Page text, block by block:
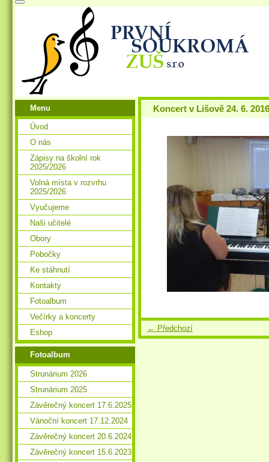
Koncert v Lišově 24. 6. 2016
← Předchozí
Menu
Úvod
O nás
Zápisy na školní rok
2025/2026
Volná místa v rozvrhu
2025/2026
Vyučujeme
Naši učitelé
Obory
Pobočky
Ke stáhnutí
Kontakty
Fotoalbum
Večírky a koncerty
Eshop
Fotoalbum
Strunárium 2026
Strunárium 2025
Závěrečný koncert 17.6.2025
Vánoční koncert 17.12.2024
Závěrečný koncert 20.6.2024
Závěrečný koncert 15.6.2023